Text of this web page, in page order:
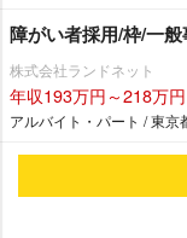
障がい者採用/枠/一
株式会社ランドネット
年収193万円～218万円
アルバイト・パート / 東京